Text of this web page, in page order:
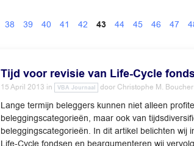
38 39 40 41 42 43 44 45 46 47
Tijd voor revisie van Life-Cycle
15 April 2013 in VBA Journaal door Christophe M.
Lange termijn beleggers kunnen niet alleen
beleggingscategorieën, maar ook van
beleggingscategorieën. In dit artikel belichten wij
Life-Cycle fondsen en beargumenteren wij